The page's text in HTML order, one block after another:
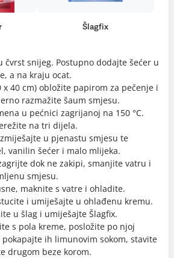
Šlagfix
čvrst snijeg. Postupno dodajte šećer u
a na kraju ocat.
x 40 cm) obložite papirom za pečenje i
razmažite šaum smjesu.
u pećnici zagrijanoj na 150 °C.
na tri dijela.
u pjenastu smjesu te
vanilin šećer i malo mlijeka.
dok ne zakipi, smanjite vatru i
smjesu.
maknite s vatre i ohladite.
i umiješajte u ohlađenu kremu.
u šlag i umiješajte Šlagfix.
s pola kreme, posložite po njoj
ih limunovim sokom, stavite
drugom beze korom.